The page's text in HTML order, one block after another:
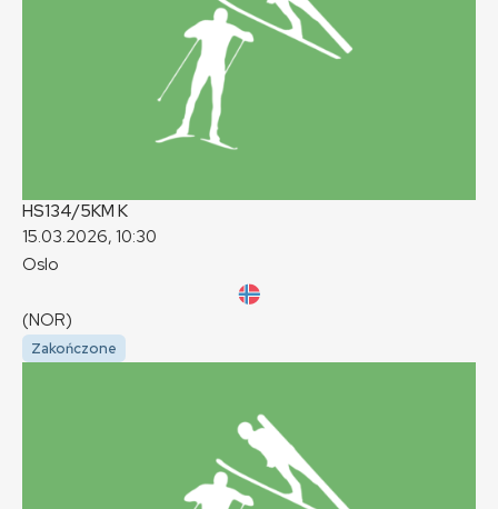
HS134/5KM K
15.03.2026, 10:30
Oslo
(NOR)
Zakończone